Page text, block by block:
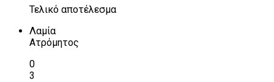
Τελικό αποτέλεσμα
Λαμία
Ατρόμητος
0
3